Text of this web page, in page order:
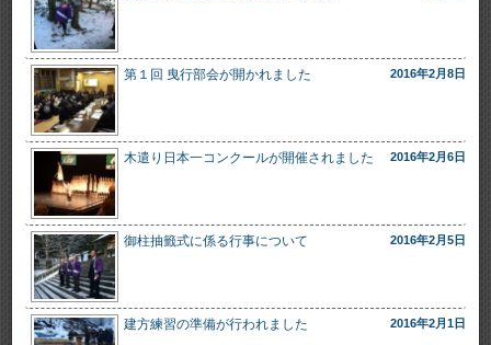
第１回 曳行部会が開かれました 2016年2月8日
木遣り日本一コンクールが開催されました 2016年2月6日
御柱抽籤式に係る行事について 2016年2月5日
建方練習の準備が行われました 2016年2月1日